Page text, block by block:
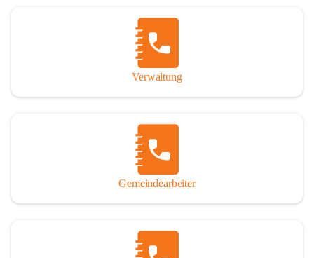
Verwaltung
Gemeindearbeiter